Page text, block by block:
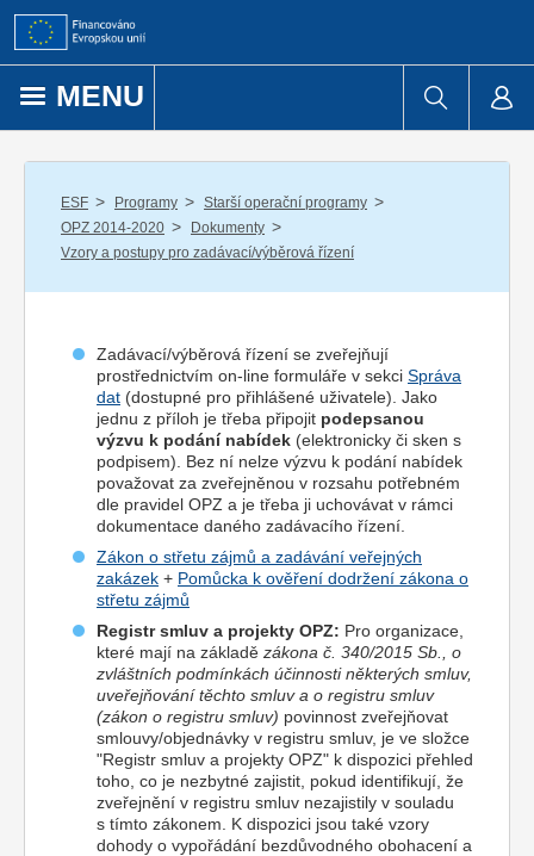
Přejít k obsahu
MENU
ESF / Programy / Starší operační programy /
OPZ 2014-2020 / Dokumenty /
Vzory a postupy pro zadávací/výběrová řízení
Zadávací/výběrová řízení se zveřejňují
prostřednictvím on-line formuláře v sekci Správa
dat (dostupné pro přihlášené uživatele). Jako
jednu z příloh je třeba připojit podepsanou
výzvu k podání nabídek (elektronicky či sken s
podpisem). Bez ní nelze výzvu k podání nabídek
považovat za zveřejněnou v rozsahu potřebném
dle pravidel OPZ a je třeba ji uchovávat v rámci
dokumentace daného zadávacího řízení.
Zákon o střetu zájmů a zadávání veřejných
zakázek + Pomůcka k ověření dodržení zákona o
střetu zájmů
Registr smluv a projekty OPZ: Pro organizace,
které mají na základě zákona č. 340/2015 Sb., o
zvláštních podmínkách účinnosti některých smluv,
uveřejňování těchto smluv a o registru smluv
(zákon o registru smluv) povinnost zveřejňovat
smlouvy/objednávky v registru smluv, je ve složce
"Registr smluv a projekty OPZ" k dispozici přehled
toho, co je nezbytné zajistit, pokud identifikují, že
zveřejnění v registru smluv nezajistily v souladu
s tímto zákonem. K dispozici jsou také vzory
dohody o vypořádání bezdůvodného obohacení a